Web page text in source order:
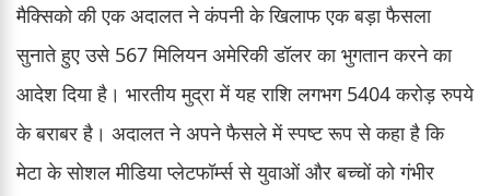
मैक्सिको की एक अदालत ने कंपनी के खिलाफ एक बड़ा फैसला
सुनाते हुए उसे 567 मिलियन अमेरिकी डॉलर का भुगतान करने का
आदेश दिया है। भारतीय मुद्रा में यह राशि लगभग 5404 करोड़ रुपये
के बराबर है। अदालत ने अपने फैसले में स्पष्ट रूप से कहा है कि
मेटा के सोशल मीडिया प्लेटफॉर्म्स से युवाओं और बच्चों को गंभीर